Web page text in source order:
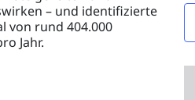
– und identifizierte
von rund 404.000
Jahr.